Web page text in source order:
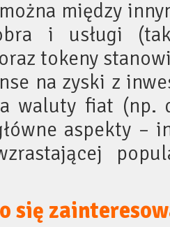
między
i usługi
tokeny
na zyski z
waluty fiat (np.
aspekty –
się